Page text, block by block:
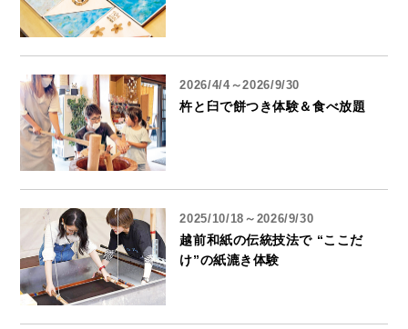
2026/4/4～2026/9/30
杵と臼で餅つき体験＆食べ放題
2025/10/18～2026/9/30
越前和紙の伝統技法で “ここだ
け”の紙漉き体験